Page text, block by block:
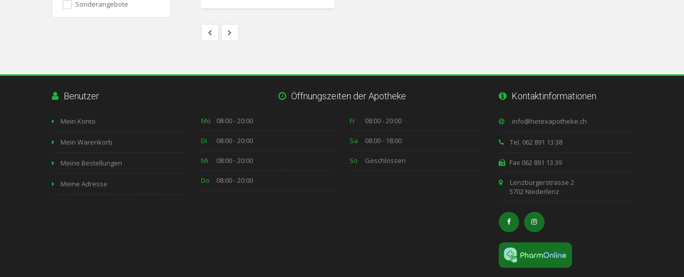
Sonderangebote
Benutzer
Mein Konto
Mein Warenkorb
Meine Bestellungen
Meine Adresse
Öffnungszeiten der Apotheke
Mo 08:00 - 20:00
Di 08:00 - 20:00
Mi 08:00 - 20:00
Do 08:00 - 20:00
Fr 08:00 - 20:00
Sa 08:00 - 18:00
So Geschlossen
Kontaktinformationen
Tel. 062 891 13 38
Fax 062 891 13 39
Lenzburgerstrasse 2
5702 Niederlenz